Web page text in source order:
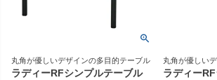
丸角が優しいデザインの多目的テーブル
ラディーRFシンプルテーブル
丸角が優しい
ラディー